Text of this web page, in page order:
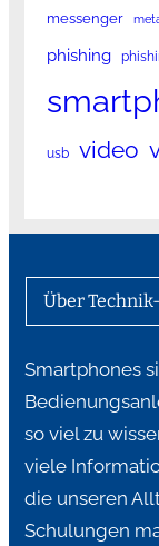
messenger
phishing
usb video
Über
Smartphones
so viel zu
viele
die unseren
Schulungen